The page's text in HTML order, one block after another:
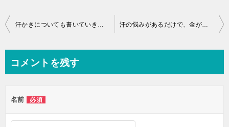
投
ビ
ー
シ
コメントを残す
名前 必須